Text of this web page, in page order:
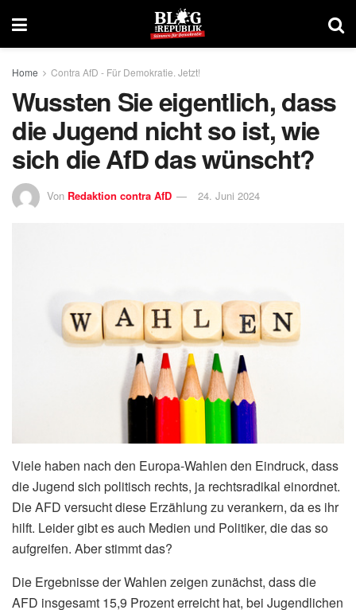
Home Contra AfD - Für Demokratie. Jetzt!
Wussten Sie eigentlich, dass
die Jugend nicht so ist, wie
sich die AfD das wünscht?
Von Redaktion contra AfD 24. Juni 2024
Viele haben nach den Europa-Wahlen den Eindruck, dass
die Jugend sich politisch rechts, ja rechtsradikal einordnet.
Die AFD versucht diese Erzählung zu verankern, da es ihr
hilft. Leider gibt es auch Medien und Politiker, die das so
aufgreifen. Aber stimmt das?
Die Ergebnisse der Wahlen zeigen zunächst, dass die
AFD insgesamt 15,9 Prozent erreicht hat, bei Jugendlichen